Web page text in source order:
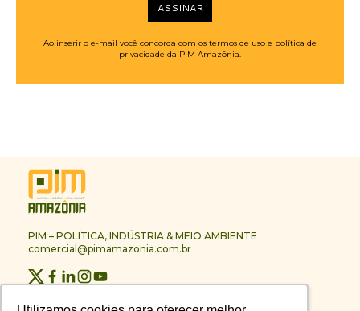
ASSINAR
Ao inserir o e-mail você concorda com os termos de uso e política de
privacidade da PIM Amazônia.
PIM – POLÍTICA, INDÚSTRIA & MEIO AMBIENTE
comercial@pimamazonia.com.br